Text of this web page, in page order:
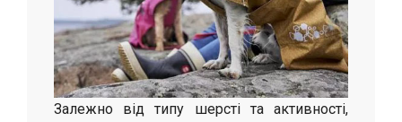
Залежно від типу шерсті та активності,